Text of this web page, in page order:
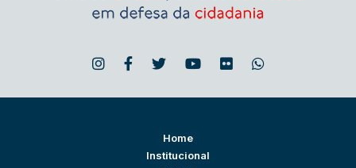
Home
Institucional